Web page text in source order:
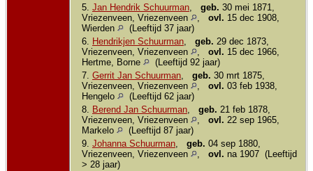
5. Jan Hendrik Schuurman geb. 30 mei 1871,
Vriezenveen, Vriezenveen
ovl. 15 dec 1908,
Wierden
(Leeftijd 37 jaar)
6.
Hendrikjen Schuurman geb. 29 dec 1873,
Vriezenveen, Vriezenveen
ovl. 15 dec 1966,
Hertme, Borne
(Leeftijd 92 jaar)
7. Gerrit Jan Schuurman geb. 30 mrt 1875,
Vriezenveen, Vriezenveen
ovl. 03 feb 1938,
Hengelo
(Leeftijd 62 jaar)
8.
Berend Jan Schuurman geb. 21 feb 1878,
Vriezenveen, Vriezenveen
ovl. 22 sep 1965,
Markelo
(Leeftijd 87 jaar)
9. Johanna Schuurman geb. 04 sep 1880,
Vriezenveen, Vriezenveen
ovl. na 1907 (Leeftijd
> 28 jaar)